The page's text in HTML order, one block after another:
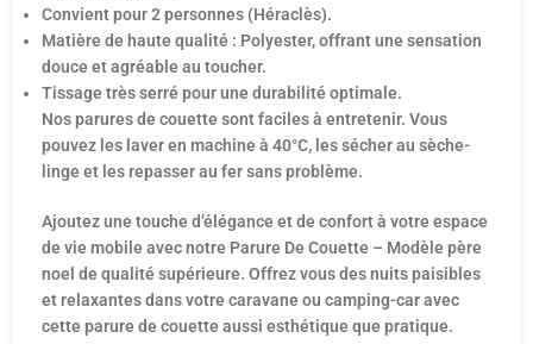
Convient pour 2 personnes (Héraclès).
Matière de haute qualité : Polyester, offrant une sensation
douce et agréable au toucher.
Tissage très serré pour une durabilité optimale.
Nos parures de couette sont faciles à entretenir. Vous
pouvez les laver en machine à 40°C, les sécher au sèche-
linge et les repasser au fer sans problème.
Ajoutez une touche d’élégance et de confort à votre espace
de vie mobile avec notre Parure De Couette – Modèle père
noel de qualité supérieure. Offrez vous des nuits paisibles
et relaxantes dans votre caravane ou camping-car avec
cette parure de couette aussi esthétique que pratique.